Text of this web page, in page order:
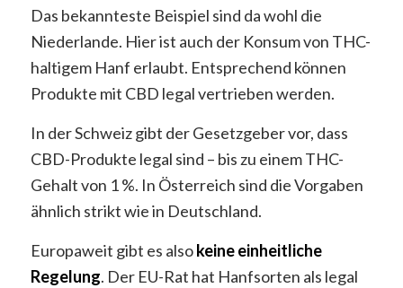
Das bekannteste Beispiel sind da wohl die
Niederlande. Hier ist auch der Konsum von THC-
haltigem Hanf erlaubt. Entsprechend können
Produkte mit CBD legal vertrieben werden.
In der Schweiz gibt der Gesetzgeber vor, dass
CBD-Produkte legal sind – bis zu einem THC-
Gehalt von 1 %. In Österreich sind die Vorgaben
ähnlich strikt wie in Deutschland.
Europaweit gibt es alsokeine einheitliche
Regelung. Der EU-Rat hat Hanfsorten als legal